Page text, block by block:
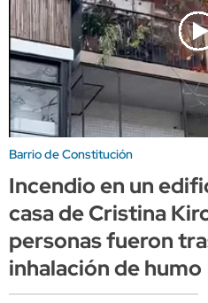
Barrio de Constitución
Incendio en un
casa de Cristina
personas fueron
inhalación de humo